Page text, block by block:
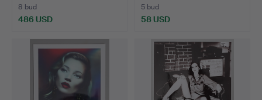
8 bud
486 USD
5 bud
58 USD